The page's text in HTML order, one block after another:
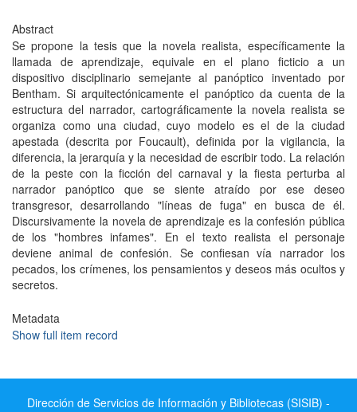
Abstract
Se propone la tesis que la novela realista, específicamente la
llamada de aprendizaje, equivale en el plano ficticio a un
dispositivo disciplinario semejante al panóptico inventado por
Bentham. Si arquitectónicamente el panóptico da cuenta de la
estructura del narrador, cartográficamente la novela realista se
organiza como una ciudad, cuyo modelo es el de la ciudad
apestada (descrita por Foucault), definida por la vigilancia, la
diferencia, la jerarquía y la necesidad de escribir todo. La relación
de la peste con la ficción del carnaval y la fiesta perturba al
narrador panóptico que se siente atraído por ese deseo
transgresor, desarrollando "líneas de fuga" en busca de él.
Discursivamente la novela de aprendizaje es la confesión pública
de los "hombres infames". En el texto realista el personaje
deviene animal de confesión. Se confiesan vía narrador los
pecados, los crímenes, los pensamientos y deseos más ocultos y
secretos.
Metadata
Show full item record
Dirección de Servicios de Información y Bibliotecas (SISIB) -